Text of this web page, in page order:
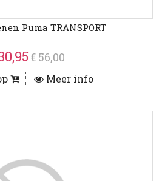
Puma TRANSPORT
€ 56,00
Meer info